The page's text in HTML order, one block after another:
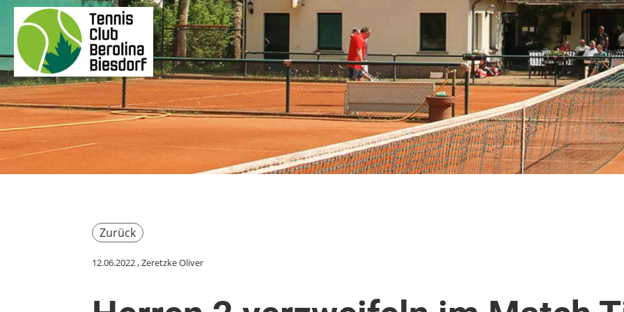
Zurück
12.06.2022, Zeretzke Oliver